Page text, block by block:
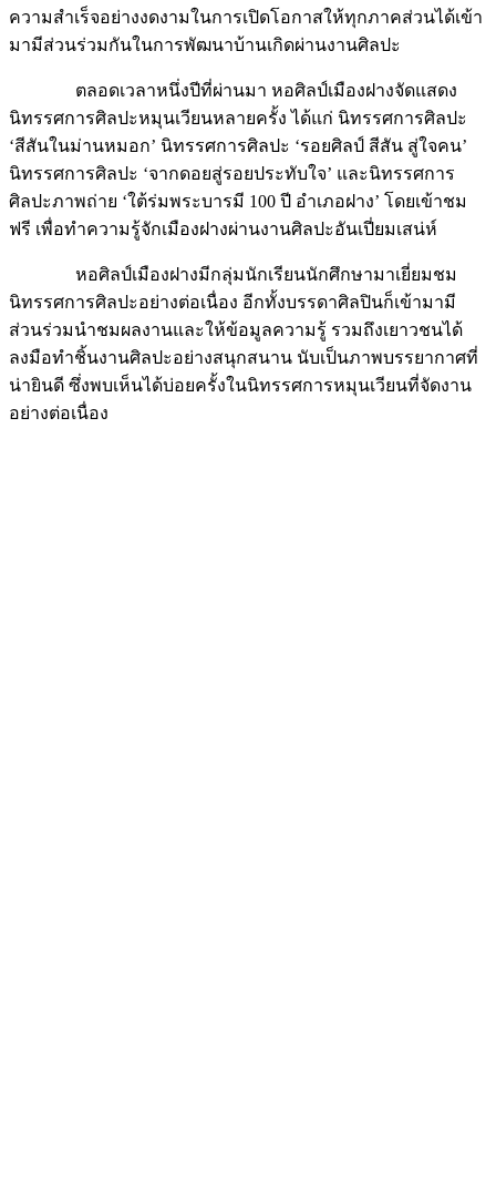
ความสำเร็จอย่างงดงามในการเปิดโอกาสให้ทุกภาคส่วนได้เข้า
มามีส่วนร่วมกันในการพัฒนาบ้านเกิดผ่านงานศิลปะ
ตลอดเวลาหนึ่งปีที่ผ่านมา หอศิลป์เมืองฝางจัดแสดง
นิทรรศการศิลปะหมุนเวียนหลายครั้ง ได้แก่ นิทรรศการศิลปะ
‘สีสันในม่านหมอก’ นิทรรศการศิลปะ ‘รอยศิลป์ สีสัน สู่ใจคน’
นิทรรศการศิลปะ ‘จากดอยสู่รอยประทับใจ’ และนิทรรศการ
ศิลปะภาพถ่าย ‘ใต้ร่มพระบารมี 100 ปี อำเภอฝาง’ โดยเข้าชม
ฟรี เพื่อทำความรู้จักเมืองฝางผ่านงานศิลปะอันเปี่ยมเสน่ห์
หอศิลป์เมืองฝางมีกลุ่มนักเรียนนักศึกษามาเยี่ยมชม
นิทรรศการศิลปะอย่างต่อเนื่อง อีกทั้งบรรดาศิลปินก็เข้ามามี
ส่วนร่วมนำชมผลงานและให้ข้อมูลความรู้ รวมถึงเยาวชนได้
ลงมือทำชิ้นงานศิลปะอย่างสนุกสนาน นับเป็นภาพบรรยากาศที่
น่ายินดี ซึ่งพบเห็นได้บ่อยครั้งในนิทรรศการหมุนเวียนที่จัดงาน
อย่างต่อเนื่อง